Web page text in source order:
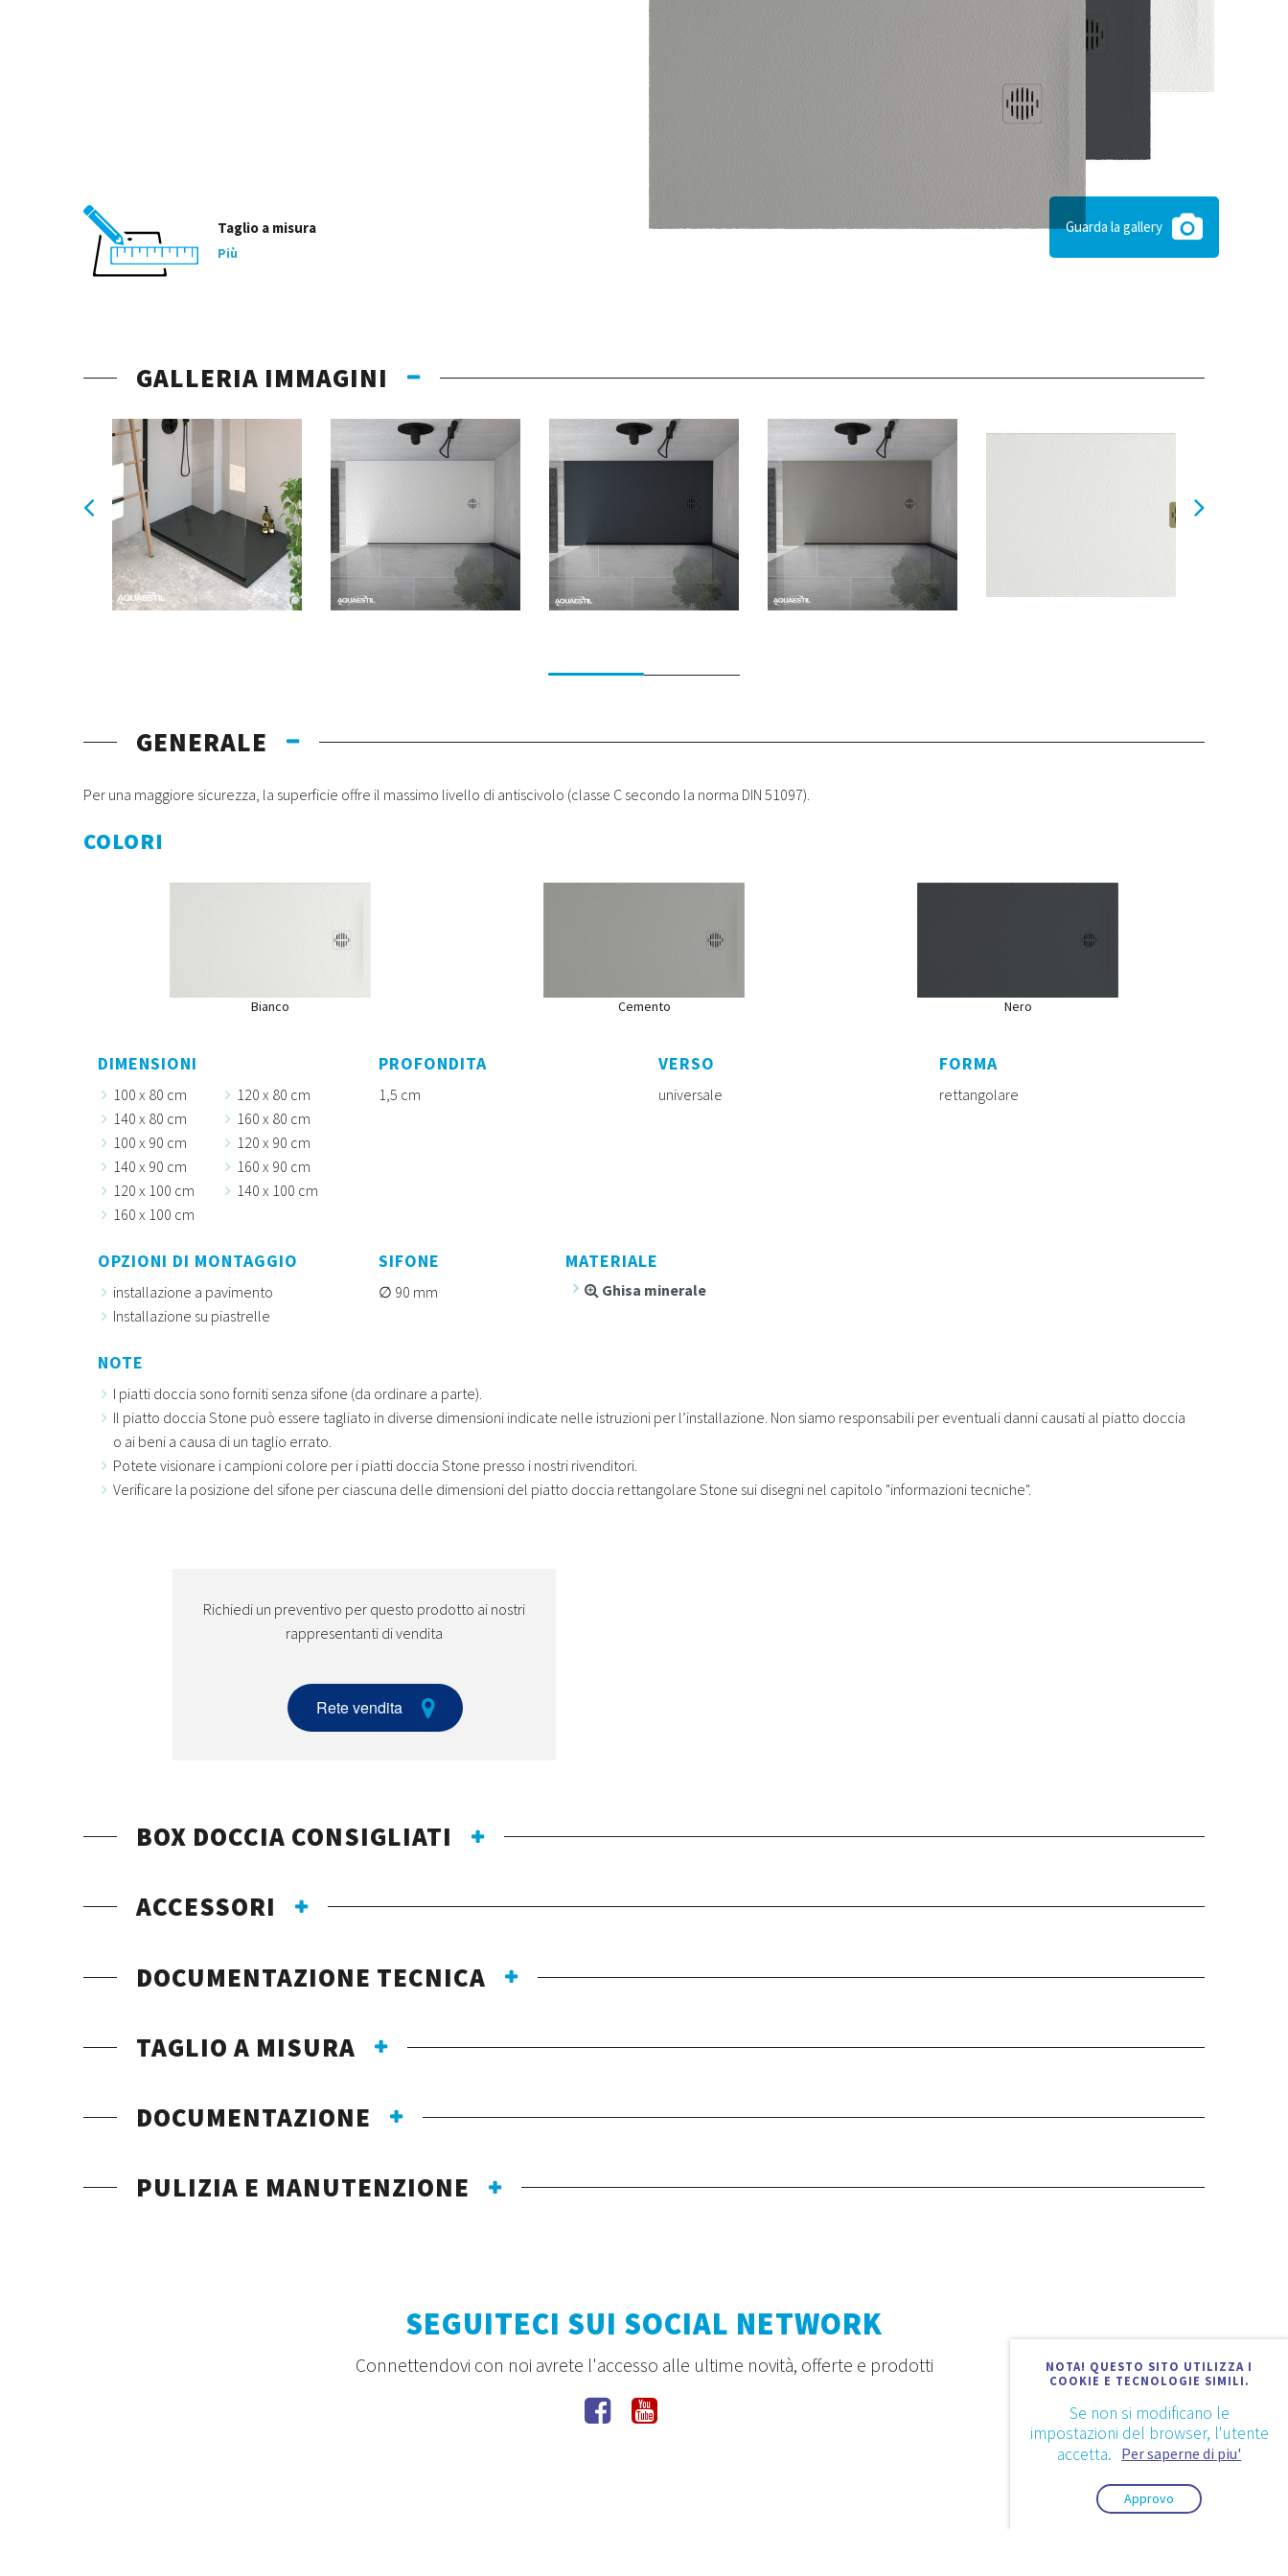
Taglio a misura
Più
Guarda la gallery
GALLERIA IMMAGINI
GENERALE
Per una maggiore sicurezza, la superficie offre il massimo livello di antiscivolo (classe C secondo la norma DIN 51097).
COLORI
Bianco Cemento Nero
DIMENSIONI
100 x 80 cm
120 x 80 cm
140 x 80 cm
160 x 80 cm
100 x 90 cm
120 x 90 cm
140 x 90 cm
160 x 90 cm
120 x 100 cm
140 x 100 cm
160 x 100 cm
PROFONDITA
1,5 cm
VERSO
universale
FORMA
rettangolare
OPZIONI DI MONTAGGIO
installazione a pavimento
Installazione su piastrelle
SIFONE
90 mm
MATERIALE
Ghisa minerale
NOTE
I piatti doccia sono forniti senza sifone (da ordinare a parte).
Il piatto doccia Stone può essere tagliato in diverse dimensioni indicate nelle istruzioni per l’installazione. Non siamo responsabili per eventuali danni causati al piatto doccia
o ai beni a causa di un taglio errato.
Potete visionare i campioni colore per i piatti doccia Stone presso i nostri rivenditori.
Verificare la posizione del sifone per ciascuna delle dimensioni del piatto doccia rettangolare Stone sui disegni nel capitolo "informazioni tecniche".
Richiedi un preventivo per questo prodotto ai nostri
rappresentanti di vendita
Rete vendita
BOX DOCCIA CONSIGLIATI
ACCESSORI
DOCUMENTAZIONE TECNICA
TAGLIO A MISURA
DOCUMENTAZIONE
PULIZIA E MANUTENZIONE
NOTA! QUESTO SITO UTILIZZA I
COOKIE E TECNOLOGIE SIMILI.
Se non si modificano le
impostazioni del browser, l'utente
accetta. Per saperne di piu'
Approvo
SEGUITECI SUI SOCIAL NETWORK
Connettendovi con noi avrete l'accesso alle ultime novità, offerte e prodotti